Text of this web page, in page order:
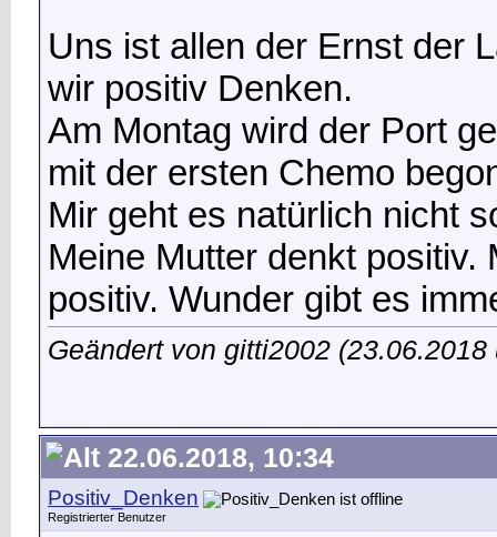
Uns ist allen der Ernst der
wir positiv Denken.
Am Montag wird der Port
mit der ersten Chemo
Mir geht es natürlich nicht
Meine Mutter denkt
positiv. Wunder gibt es
Geändert von gitti2002
22.06.2018, 10:34
Positiv_Denken
Registrierter Benutzer